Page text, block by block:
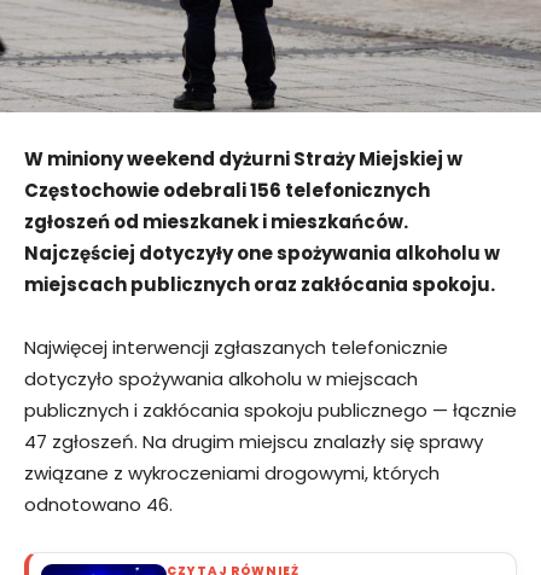
W miniony weekend dyżurni Straży Miejskiej w
Częstochowie odebrali 156 telefonicznych
zgłoszeń od mieszkanek i mieszkańców.
Najczęściej dotyczyły one spożywania alkoholu w
miejscach publicznych oraz zakłócania spokoju.
Najwięcej interwencji zgłaszanych telefonicznie
dotyczyło spożywania alkoholu w miejscach
publicznych i zakłócania spokoju publicznego — łącznie
47 zgłoszeń. Na drugim miejscu znalazły się sprawy
związane z wykroczeniami drogowymi, których
odnotowano 46.
CZYTAJ RÓWNIEŻ